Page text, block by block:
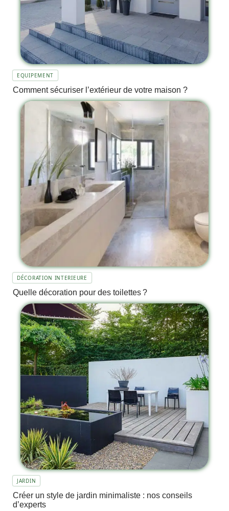
EQUIPEMENT
Comment sécuriser l’extérieur de votre maison ?
DÉCORATION INTERIEURE
Quelle décoration pour des toilettes ?
JARDIN
Créer un style de jardin minimaliste : nos conseils
d’experts